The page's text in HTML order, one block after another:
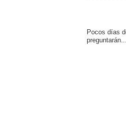
Pocos días